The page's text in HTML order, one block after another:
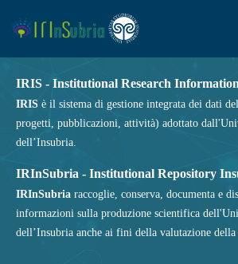
IRIS - Institutional Research
IRIS è il sistema di gestione integrata dei dati
progetti, pubblicazioni, attività) adottato
dell’Insubria.
IRInSubria - Institutional Repository
IRInSubria raccoglie, conserva, documenta e
informazioni sulla produzione scientifica
dell’Insubria anche ai fini della valutazione della